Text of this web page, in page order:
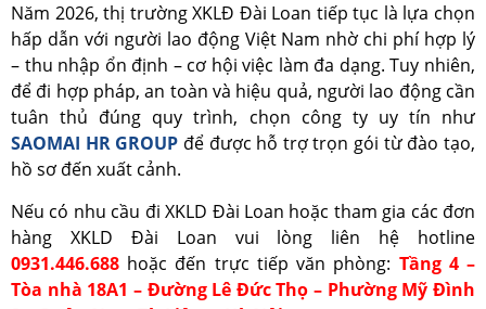
Năm 2026, thị trường XKLĐ Đài Loan tiếp tục là lựa chọn
hấp dẫn với người lao động Việt Nam nhờ chi phí hợp lý
– thu nhập ổn định – cơ hội việc làm đa dạng.Tuy nhiên,
để đi hợp pháp, an toàn và hiệu quả, người lao động cần
tuân thủ đúng quy trình, chọn công ty uy tín như
SAOMAI HR GROUP để được hỗ trợ trọn gói từ đào tạo,
hồ sơ đến xuất cảnh.
Nếu có nhu cầu đi XKLD Đài Loan hoặc tham gia các đơn
hàng XKLD Đài Loan vui lòng liên hệ hotline
0931.446.688 hoặc đến trực tiếp văn phòng: Tầng 4 –
Tòa nhà 18A1 – Đường Lê Đức Thọ – Phường Mỹ Đình